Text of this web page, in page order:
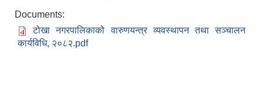
Documents:
टोखा नगरपालिकाको वारुणयन्त्र व्यवस्थापन तथा सञ्चालन
कार्यविधि, २०८२.pdf